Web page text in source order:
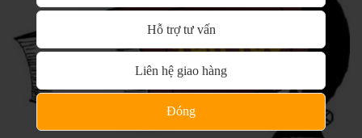
Hỗ trợ tư vấn
Liên hệ giao hàng
Đóng